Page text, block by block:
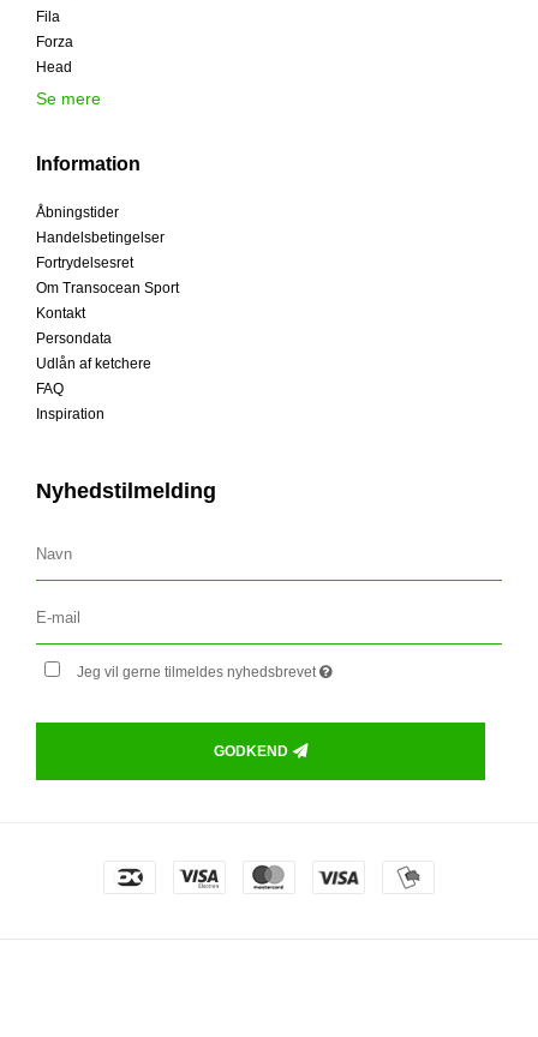
Fila
Forza
Head
Se mere
Information
Åbningstider
Handelsbetingelser
Fortrydelsesret
Om Transocean Sport
Kontakt
Persondata
Udlån af ketchere
FAQ
Inspiration
Nyhedstilmelding
Jeg vil gerne tilmeldes nyhedsbrevet
GODKEND